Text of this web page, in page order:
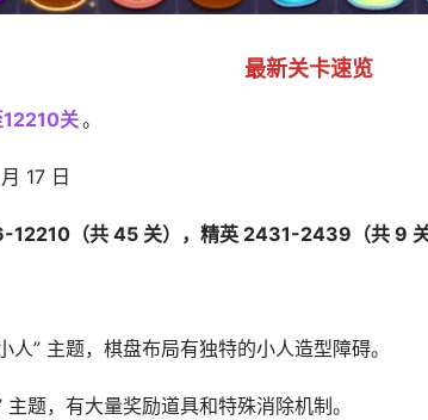
最新关卡速览
12210关。
17 日
12210（共 45 关），精英 2431-2439（共 9 关
人” 主题，棋盘布局有独特的小人造型障碍。
题，有大量奖励道具和特殊消除机制。